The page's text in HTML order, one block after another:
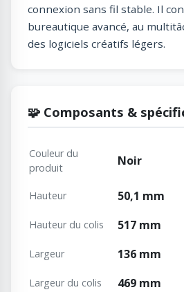
connexion sans fil stable. Il
bureautique avancé, au
des logiciels créatifs légers.
🧩 Composants &
Couleur du
produit
Noir
Hauteur 50,1 mm
Hauteur du colis 517 mm
Largeur 136 mm
Largeur du colis 469 mm